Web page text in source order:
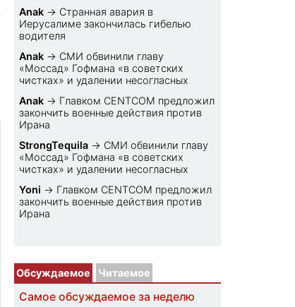
Anak → Странная авария в
Иерусалиме закончилась гибелью
водителя
Anak → СМИ обвинили главу
«Моссад» Гофмана «в советских
чистках» и удалении несогласных
Anak → Главком CENTCOM предложил
закончить военные действия против
Ирана
StrongTequila → СМИ обвинили главу
«Моссад» Гофмана «в советских
чистках» и удалении несогласных
Yoni → Главком CENTCOM предложил
закончить военные действия против
Ирана
Обсуждаемое Читаемое
Самое обсуждаемое за неделю